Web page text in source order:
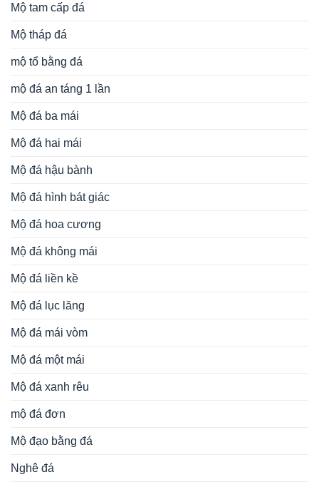
Mộ tam cấp đá
Mộ tháp đá
mộ tổ bằng đá
mộ đá an táng 1 lần
Mộ đá ba mái
Mộ đá hai mái
Mộ đá hậu bành
Mộ đá hình bát giác
Mộ đá hoa cương
Mộ đá không mái
Mộ đá liền kề
Mộ đá lục lăng
Mộ đá mái vòm
Mộ đá một mái
Mộ đá xanh rêu
mộ đá đơn
Mộ đạo bằng đá
Nghê đá